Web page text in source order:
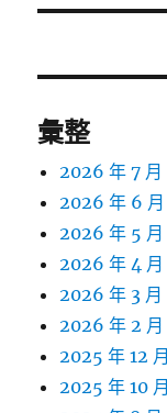
文
彙整
2026 年 7 月
2026 年 6 月
2026 年 5 月
2026 年 4 月
2026 年 3 月
2026 年 2 月
2025 年 12 月
2025 年 10 月